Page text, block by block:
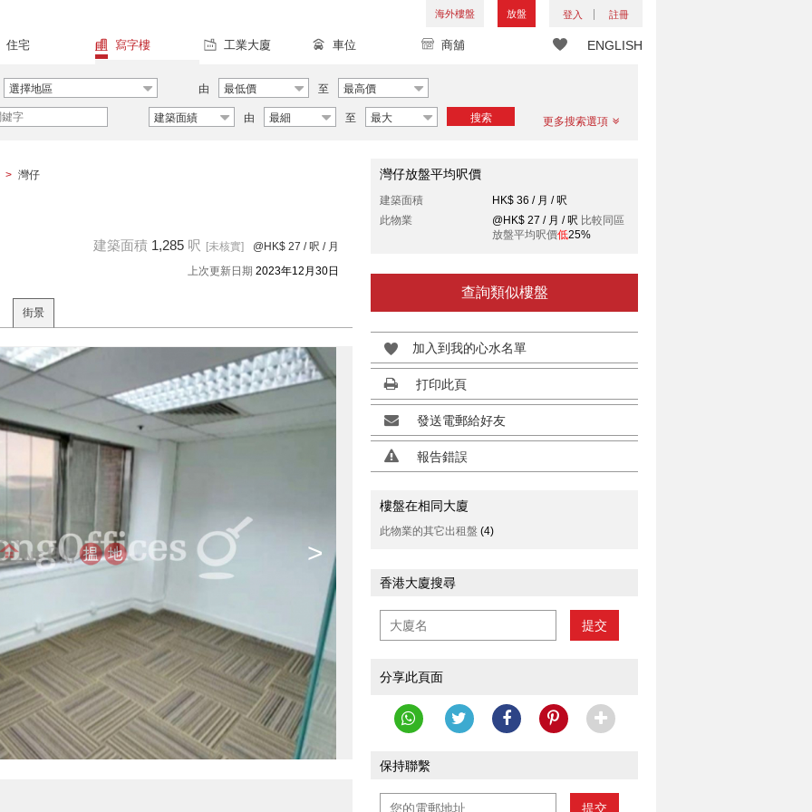
海外樓盤 放盤 登入 註冊
ENGLISH
住宅 寫字樓 工業大廈 車位 商舖
選擇地區 由 最低價 至 最高價
建築面績 由 最細 至 最大 搜索 更多搜索選項
> 灣仔
建築面積 1,285 呎 [未核實] @HK$ 27 / 呎 / 月
上次更新日期 2023年12月30日
街景
>
灣仔放盤平均呎價
建築面積
HK$ 36 / 月 / 呎
此物業
@HK$ 27 / 月 / 呎 比較同區
放盤平均呎價低25%
查詢類似樓盤
加入到我的心水名單
打印此頁
發送電郵給好友
報告錯誤
樓盤在相同大廈
此物業的其它出租盤 (4)
香港大廈搜尋
提交
分享此頁面
保持聯繫
提交